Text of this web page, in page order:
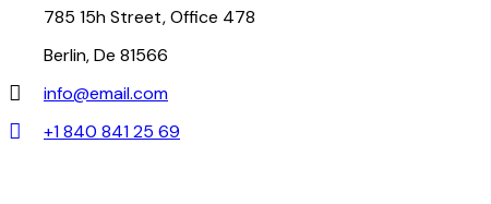
785 15h Street, Office 478
Berlin, De 81566
info@email.com
+1 840 841 25 69